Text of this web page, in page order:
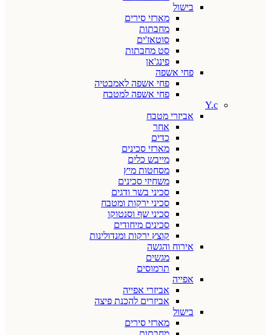
בישול
מארזי סירים
מחבתות
סוטאז'ים
סט מחבתות
פינג'אן
פחי אשפה
פחי אשפה לאמבטיה
פחי אשפה למטבח
Y.c
אביזרי מטבח
אחר
כדים
מארזי סכינים
מייבש כלים
מסחטות מיץ
משחיזי סכינים
סכיני בשר ודגים
סכיני ירקות ומטבח
סכיני שף וסנטוקו
סכינים מיחודים
קוצץ ירקות ומנדולינות
אירוח והגשה
מגשים
תרמוסים
אפייה
אביזרי אפייה
אביזרים להכנת פיצה
בישול
מארזי סירים